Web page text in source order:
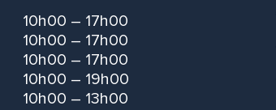
10h00 – 17h00
10h00 – 17h00
10h00 – 17h00
10h00 – 19h00
10h00 – 13h00